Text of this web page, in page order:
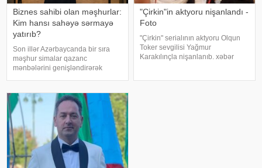
Biznes sahibi olan məşhurlar:
Kim hansı sahəyə sərmayə
yatırıb?
Son illər Azərbaycanda bir sıra
məşhur simalar qazanc
mənbələrini genişləndirərək
restoran, kafe, geyim, gözəllik və
qida sektorunda fəaliyyət
göstərən, öz adları il
"Çirkin"in aktyoru nişanlandı -
Foto
"Çirkin" serialının aktyoru Olqun
Toker sevgilisi Yağmur
Karakılınçla nişanlanıb. xəbər